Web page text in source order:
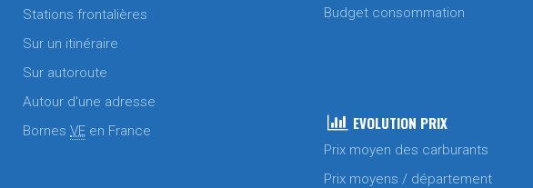
Stations frontalières
Sur un itinéraire
Sur autoroute
Autour d'une adresse
Bornes VE en France
Budget consommation
EVOLUTION PRIX
Prix moyen des carburants
Prix moyens / département